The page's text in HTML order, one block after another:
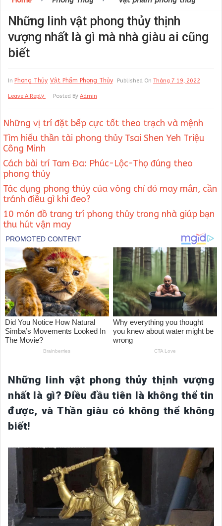
Những linh vật phong thủy thịnh
vượng nhất là gì mà nhà giàu ai cũng
biết
In Phong Thủy Vật Phẩm Phong Thủy Published On Tháng 7 19, 2022
Leave A Reply Posted By Admin
Những vị trí đặt bếp cực tốt theo trạch và mệnh
Tìm hiểu thần tài phong thủy Tsai Shen Yeh Triệu
Công Minh
Cách bài trí Tam Đa: Phúc-Lộc-Thọ đúng theo
phong thủy
Tác dụng phong thủy của vòng chỉ đỏ may mắn, cần
tránh điều gì khi đeo?
10 món đồ trang trí phong thủy trong nhà giúp bạn
thu hút vận may
Những linh vật phong thủy thịnh vượng
nhất là gì? Điều đầu tiên là không thể tin
được, và Thần giàu có không thể không
biết!